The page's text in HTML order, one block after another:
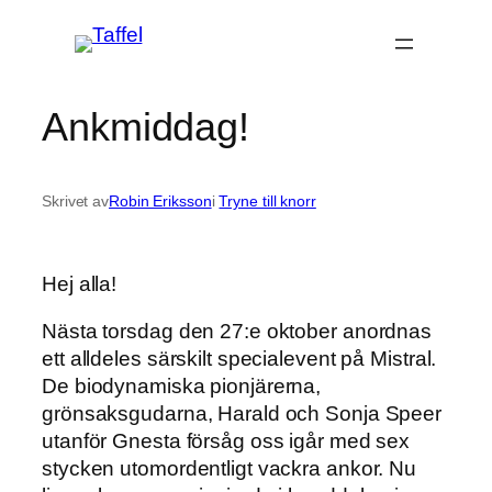
Ankmiddag!
Skrivet avRobin ErikssoniTryne till knorr
Hej alla!
Nästa torsdag den 27:e oktober anordnas
ett alldeles särskilt specialevent på Mistral.
De biodynamiska pionjärerna,
grönsaksgudarna, Harald och Sonja Speer
utanför Gnesta försåg oss igår med sex
stycken utomordentligt vackra ankor. Nu